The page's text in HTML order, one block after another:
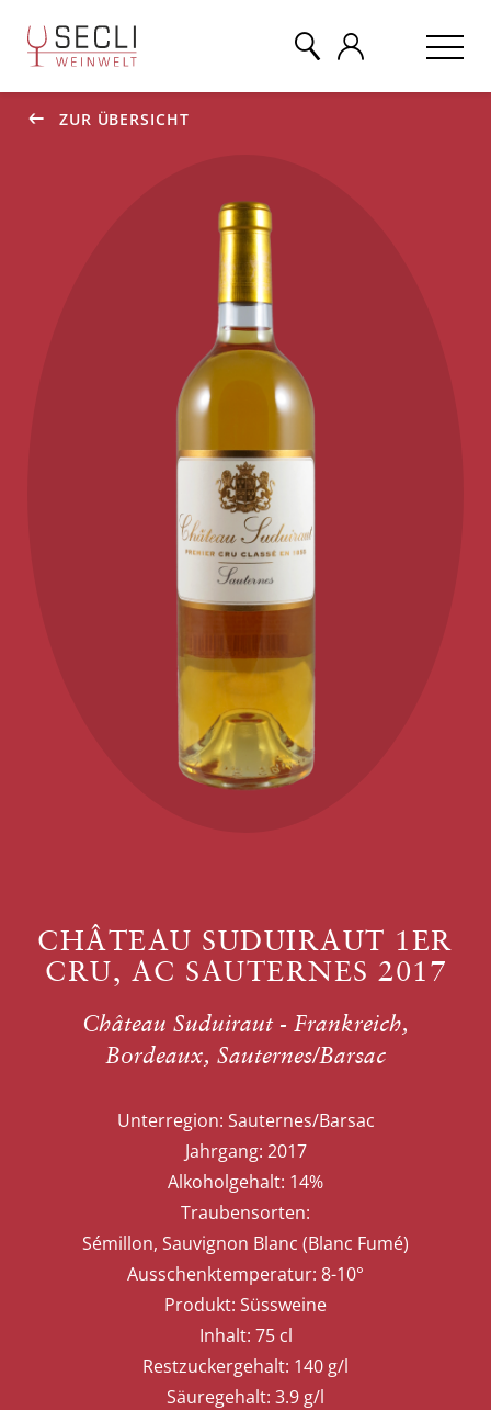
ZUR ÜBERSICHT
CHÂTEAU SUDUIRAUT 1ER
CRU, AC SAUTERNES 2017
Château Suduiraut - Frankreich,
Bordeaux, Sauternes/Barsac
Unterregion: Sauternes/Barsac
Jahrgang: 2017
Alkoholgehalt: 14%
Traubensorten:
Sémillon, Sauvignon Blanc (Blanc Fumé)
Ausschenktemperatur: 8-10°
Produkt: Süssweine
Inhalt: 75 cl
Restzuckergehalt: 140 g/l
Säuregehalt: 3.9 g/l